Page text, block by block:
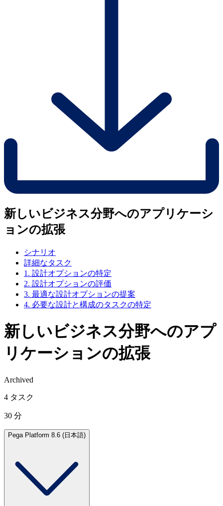
新しいビジネス分野へのアプリケーシ
ョンの拡張
シナリオ
詳細なタスク
1. 設計オプションの特定
2. 設計オプションの評価
3. 最適な設計オプションの提案
4. 必要な設計と構成のタスクの特定
新しいビジネス分野へのアプ
リケーションの拡張
Archived
4 タスク
30 分
Pega Platform 8.6 (日本語)